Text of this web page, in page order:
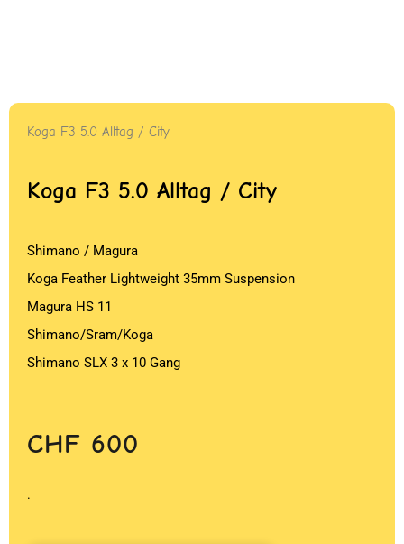
Koga F3 5.0 Alltag / City
Koga F3 5.0 Alltag / City
Shimano / Magura
Koga Feather Lightweight 35mm Suspension
Magura HS 11
Shimano/Sram/Koga
Shimano SLX 3 x 10 Gang
CHF 600
.